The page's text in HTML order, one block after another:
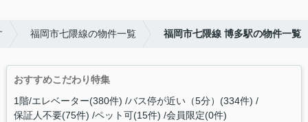
福岡市七隈線の物件一覧 福岡市七隈線 博多駅の物件一覧
おすすめこだわり特集
1階/エレベーター(380件) バス停が近い（5分）(334件)
保証人不要(75件) ペット可(15件) 会員限定(0件)